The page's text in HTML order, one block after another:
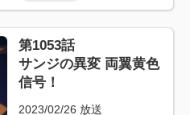
第1053話
サンジの異変 両翼黄色
信号！
2023/02/26 放送